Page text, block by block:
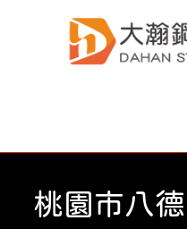
桃園市八